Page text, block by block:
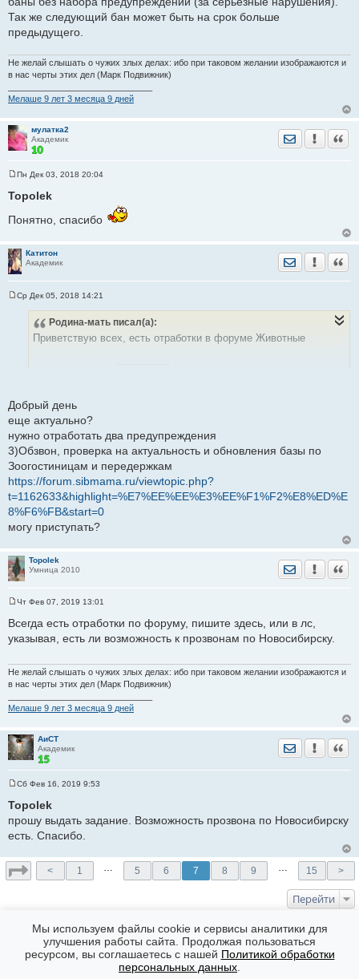
е
н
е
Так же следующий бан может быть на срок больше
предыдущего.
Не желай слышать о чужих злых делах: ибо при таковом желании изображаются и
в нас черты этих дел (Марк Подвижник)
Мелаше 9 лет 3 месяца 9 дней
мулатка2
Академик
Отправить
о
щ
и
е
Пн Дек 03, 2018 20:04
Topolek
Понятно, спасибо
Катитон
Академик
Отправить
Ср Дек 05, 2018 14:21
Родина-мать писал(а):
Приветствую всех, есть отработки в форуме Животные
Добрый день
еще актуально?
нужно отработать два предупреждения
3)Обзвон, проверка на актуальность и обновления базы по
Зоогостиницам и передержкам
https://forum.sibmama.ru/viewtopic.php?
t=1162633&highlight=%E7%EE%EE%E3%EE%F1%F2%E8%ED%E
8%F6%FB&start=0
могу приступать?
Topolek
Умница 2010
Отправить
о
б
н
и
е
Чт Фев 07, 2019 13:01
Всегда есть отработки по форуму, пишите здесь, или в лс,
указывая, есть ли возможность к прозвонам по Новосибирску.
Не желай слышать о чужих злых делах: ибо при таковом желании изображаются и
в нас черты этих дел (Марк Подвижник)
Мелаше 9 лет 3 месяца 9 дней
АиСТ
Академик
Отправить
о
б
е
и
е
Сб Фев 16, 2019 9:53
Topolek
прошу выдать задание. Возможность прозвона по Новосибирску
есть. Спасибо.
< 1 … 5 6 7 8 9 … 15 >
Перейти
КТО СЕЙЧАС НА ФОРУМЕ
Сейчас эту тему просматривают: Нет
Часовой пояс: GMT + 7
Мы используем файлы cookie и сервисы аналитики для
улучшения работы сайта. Продолжая пользоваться
ресурсом, вы соглашаетесь с нашей Политикой обработки
персональных данных